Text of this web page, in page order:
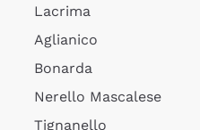
Lacrima
Aglianico
Bonarda
Nerello Mascalese
Tignanello